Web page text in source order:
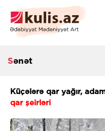
Sənət
Küçələrə qar yağır,
qar şeirləri